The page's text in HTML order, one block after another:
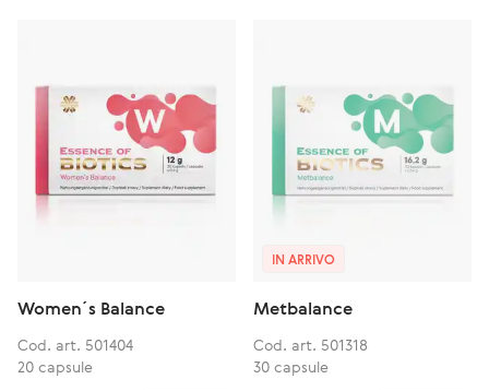
Women´s Balance
Cod. art. 501404
20 capsule
IN ARRIVO
Metbalance
Cod. art. 501318
30 capsule